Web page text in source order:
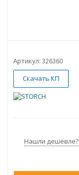
Артикул: 326360
Скачать КП
Нашли дешевле?